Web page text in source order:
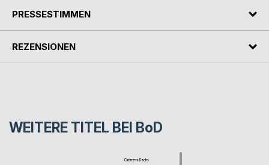
PRESSESTIMMEN
REZENSIONEN
WEITERE TITEL BEI BoD